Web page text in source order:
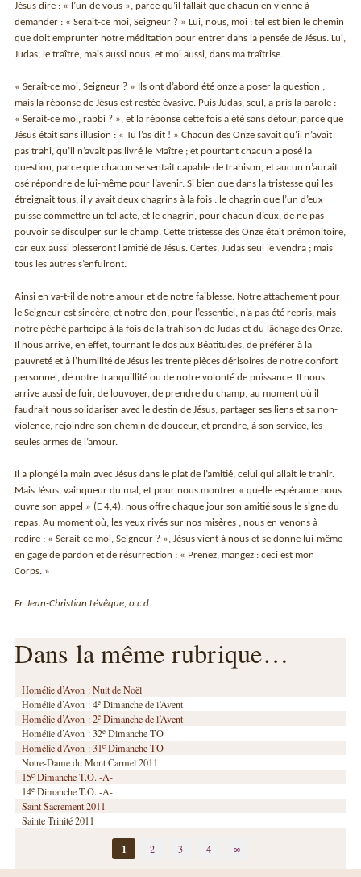
Jésus dire : « l’un de vous », parce qu’il fallait que chacun en vienne à
demander : « Serait-ce moi, Seigneur ? » Lui, nous, moi : tel est bien le chemin
que doit emprunter notre méditation pour entrer dans la pensée de Jé­sus. Lui,
Judas, le traître, mais aussi nous, et moi aussi, dans ma traîtrise.
« Serait-ce moi, Seigneur ? » Ils ont d’abord été onze a poser la question ;
mais la réponse de Jésus est res­tée évasive. Puis Judas, seul, a pris la parole :
« Serait-ce moi, rabbi ? », et la réponse cette fois a été sans détour, parce que
Jésus était sans illusion : « Tu l’as dit ! » Chacun des Onze savait qu’il n’avait
pas trahi, qu’il n’avait pas livré le Maître ; et pourtant chacun a posé la
question, parce que chacun se sentait capable de trahison, et aucun n’aurait
osé répondre de lui-même pour l’ave­nir. Si bien que dans la tristesse qui les
étreignait tous, il y avait deux chagrins à la fois : le chagrin que l’un d’eux
puisse commettre un tel acte, et le chagrin, pour chacun d’eux, de ne pas
pouvoir se disculper sur le champ. Cette tristesse des Onze était prémonitoire,
car eux aussi blesseront l’amitié de Jésus. Certes, Judas seul le vendra ; mais
tous les autres s’enfuiront.
Ainsi en va-t-il de notre amour et de notre faiblesse. Notre attachement pour
le Seigneur est sincère, et notre don, pour l’essentiel, n’a pas été repris, mais
notre péché participe à la fois de la trahison de Judas et du lâ­chage des Onze.
Il nous arrive, en effet, tournant le dos aux Béatitudes, de préférer à la
pauvreté et à l’humilité de Jésus les trente pièces dérisoires de notre confort
personnel, de notre tranquillité ou de notre volonté de puissan­ce. II nous
arrive aussi de fuir, de louvoyer, de prendre du champ, au moment où il
faudrait nous solidariser avec le destin de Jésus, partager ses liens et sa non-
violence, rejoindre son chemin de douceur, et prendre, à son ser­vice, les
seules armes de l’amour.
Il a plongé la main avec Jésus dans le plat de l’amitié, celui qui allait le trahir.
Mais Jésus, vainqueur du mal, et pour nous montrer « quelle espérance nous
ouvre son appel » (E 4,4), nous offre chaque jour son amitié sous le signe du
repas. Au moment où, les yeux rivés sur nos misères , nous en venons à
redire : « Serait-ce moi, Seigneur ? », Jésus vient à nous et se donne lui-même
en gage de pardon et de résurrection : « Prenez, mangez : ceci est mon
Corps. »
Fr. Jean-Christian Lévêque, o.c.d.
Dans la même rubrique…
Homélie d’Avon : Nuit de Noël
Homélie d’Avon : 4e Dimanche de l’Avent
Homélie d’Avon : 2e Dimanche de l’Avent
Homélie d’Avon : 32e Dimanche TO
Homélie d’Avon : 31e Dimanche TO
Notre-Dame du Mont Carmel 2011
15e Dimanche T.O. -A-
14e Dimanche T.O. -A-
Saint Sacrement 2011
Sainte Trinité 2011
1 2 3 4 ∞